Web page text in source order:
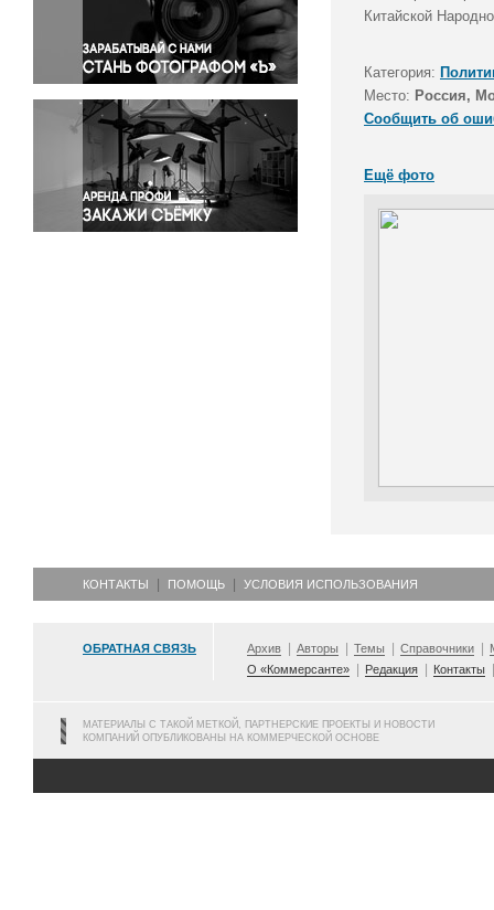
Правосудие
Происшествия и конфликты
Религия
Светская жизнь
Спорт
Экология
Экономика и бизнес
Китайской
Категория:
Место: Россия,
Сообщить об
Ещё фото
КОНТАКТЫ ПОМОЩЬ УСЛОВИЯ ИСПОЛЬЗОВАНИЯ
ОБРАТНАЯ СВЯЗЬ Архив Авторы Темы Справочники
О «Коммерсанте»
Редакция Контакты
МАТЕРИАЛЫ С ТАКОЙ МЕТКОЙ, ПАРТНЕРСКИЕ ПРОЕКТЫ И НОВОСТИ
КОМПАНИЙ ОПУБЛИКОВАНЫ НА КОММЕРЧЕСКОЙ ОСНОВЕ